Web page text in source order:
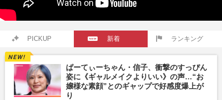
PICKUP 新着 ランキング
ぱーてぃーちゃん・信子、衝撃のすっぴん
姿に《ギャルメイクよりいい》の声…“お
嬢様な素顔”とのギャップで好感度爆上が
り